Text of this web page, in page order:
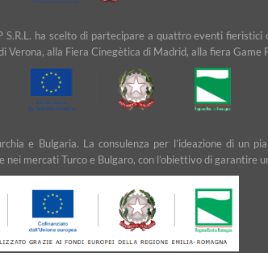
ha scelto di partecipare a quattro eventi
alla Fiera Cinegètica di Madrid, alla fiera
e Bulgaria. La consulenza per l’ideazione di un
mercati Turco e Bulgaro, con l’obiettivo di garantire